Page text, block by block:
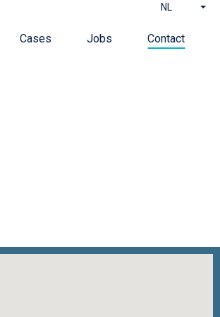
Cases Jobs Contact
NL